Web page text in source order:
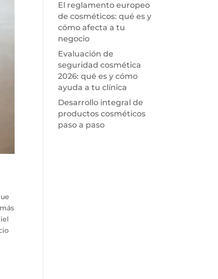
El reglamento europeo
de cosméticos: qué es y
cómo afecta a tu
negocio
Evaluación de
seguridad cosmética
2026: qué es y cómo
ayuda a tu clínica
Desarrollo integral de
productos cosméticos
paso a paso